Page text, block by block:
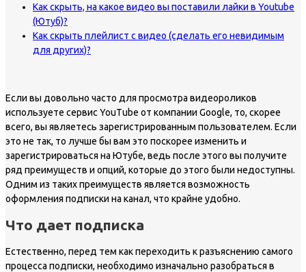
Как скрыть, на какое видео вы поставили лайки в Youtube
(Ютуб)?
Как скрыть плейлист с видео (сделать его невидимым
для других)?
Если вы довольно часто для просмотра видеороликов
используете сервис YouTube от компании Google, то, скорее
всего, вы являетесь зарегистрированным пользователем. Если
это не так, то лучше бы вам это поскорее изменить и
зарегистрироваться на Ютубе, ведь после этого вы получите
ряд преимуществ и опций, которые до этого были недоступны.
Одним из таких преимуществ является возможность
оформления подписки на канал, что крайне удобно.
Что дает подписка
Естественно, перед тем как переходить к разъяснению самого
процесса подписки, необходимо изначально разобраться в